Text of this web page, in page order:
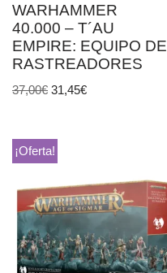
WARHAMMER
40.000 – T´AU
EMPIRE: EQUIPO DE
RASTREADORES
37,00€ 31,45€
¡Oferta!